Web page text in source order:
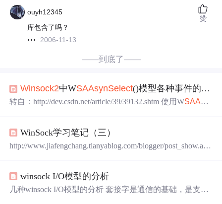
ouyh12345
库包含了吗？
2006-11-13
赞
——到底了——
Winsock2中WSAAsynSelect()模型各种事件的触发条件
转自：http://dev.csdn.net/article/39/39132.shtm 使用WSAAsy
于CAsyncSocket=======================[1]FD_REA
D事件触发条件：1.在数据到达socket后，并且从来没有触
WinSock学习笔记（三）
http://www.jiafengchang.tianyablog.com/blogger/post_show.as
O操作完成前会一直进行等待，不会将控制权交给程序。
套接字 默认为阻塞模式。可以通过多线程技术进行处理。
winsock I/O模型的分析
几种winsock I/O模型的分析 套接字是通信的基础，是支持